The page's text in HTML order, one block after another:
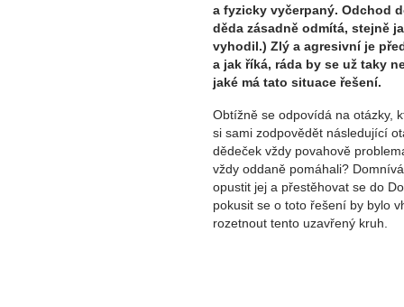
a fyzicky vyčerpaný. Odchod
děda zásadně odmítá, stejně
vyhodil.) Zlý a agresivní je
a jak říká, ráda by se už taky
jaké má tato situace řešení.
Obtížně se odpovídá na otázky,
si sami zodpovědět následující
dědeček vždy povahově
vždy oddaně pomáhali?
opustit jej a přestěhovat se do
pokusit se o toto řešení by bylo
rozetnout tento uzavřený kruh.